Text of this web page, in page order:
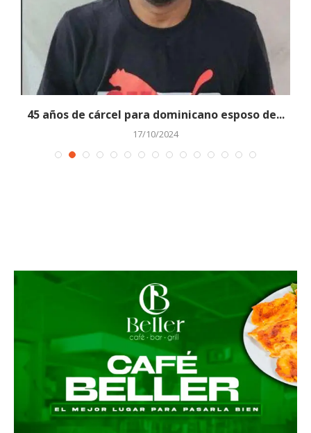
45 años de cárcel para dominicano esposo de...
17/10/2024